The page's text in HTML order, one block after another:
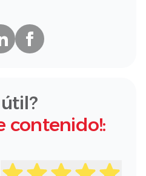
contenido!: